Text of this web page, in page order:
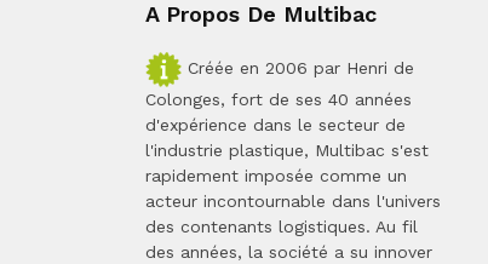
A Propos De Multibac
Créée en 2006 par Henri de
Colonges, fort de ses 40 années
d'expérience dans le secteur de
l'industrie plastique, Multibac s'est
rapidement imposée comme un
acteur incontournable dans l'univers
des contenants logistiques. Au fil
des années, la société a su innover